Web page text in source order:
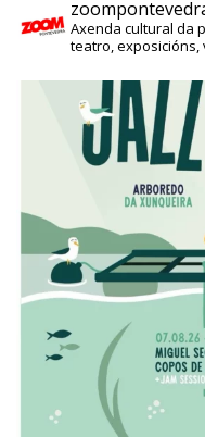
Axenda cultural da
teatro, exposicións,